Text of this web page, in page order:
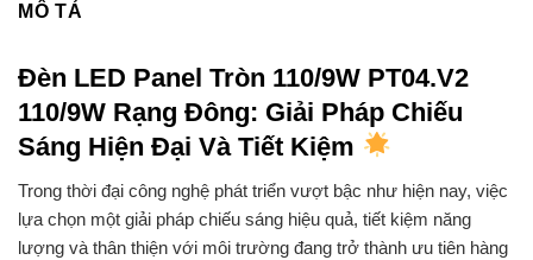
MÔ TẢ
Đèn LED Panel Tròn 110/9W PT04.V2
110/9W Rạng Đông: Giải Pháp Chiếu
Sáng Hiện Đại Và Tiết Kiệm
Trong thời đại công nghệ phát triển vượt bậc như hiện nay, việc
lựa chọn một giải pháp chiếu sáng hiệu quả, tiết kiệm năng
lượng và thân thiện với môi trường đang trở thành ưu tiên hàng